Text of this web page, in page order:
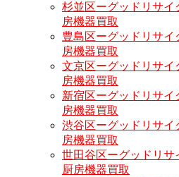
杉並区ーグッドリサイ
房機器買取
豊島区ーグッドリサ
房機器買取
文京区ーグッドリサイ
房機器買取
新宿区ーグッドリサ
房機器買取
渋谷区ーグッドリサイ
房機器買取
世田谷区ーグッドリサ
厨房機器買取